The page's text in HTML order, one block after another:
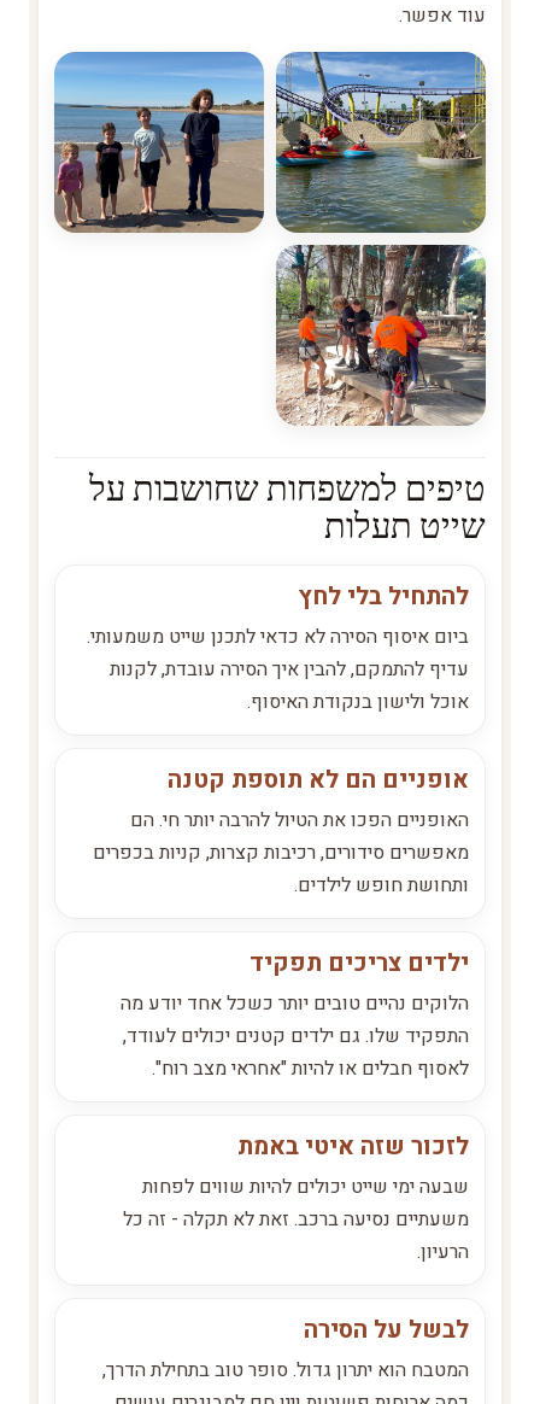
עוד אפשר.
טיפים למשפחות שחושבות על
שייט תעלות
להתחיל בלי לחץ
ביום איסוף הסירה לא כדאי לתכנן שייט משמעותי.
עדיף להתמקם, להבין איך הסירה עובדת, לקנות
אוכל ולישון בנקודת האיסוף.
אופניים הם לא תוספת קטנה
האופניים הפכו את הטיול להרבה יותר חי. הם
מאפשרים סידורים, רכיבות קצרות, קניות בכפרים
ותחושת חופש לילדים.
ילדים צריכים תפקיד
הלוקים נהיים טובים יותר כשכל אחד יודע מה
התפקיד שלו. גם ילדים קטנים יכולים לעודד,
לאסוף חבלים או להיות "אחראי מצב רוח".
לזכור שזה איטי באמת
שבעה ימי שייט יכולים להיות שווים לפחות
משעתיים נסיעה ברכב. זאת לא תקלה - זה כל
הרעיון.
לבשל על הסירה
המטבח הוא יתרון גדול. סופר טוב בתחילת הדרך,